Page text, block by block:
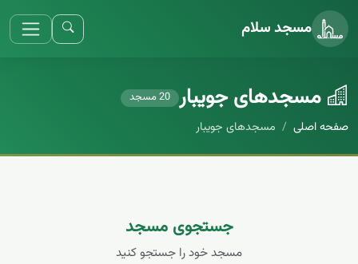
مسجد سلام
مسجد‌های جویبار 20 مسجد
صفحه اصلی مسجد‌های جویبار
جستجوی مسجد
مسجد خود را جستجو کنید